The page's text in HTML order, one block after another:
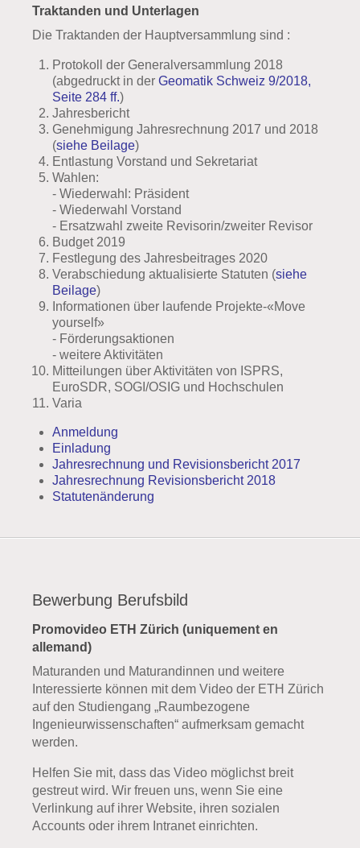
Traktanden und Unterlagen
Die Traktanden der Hauptversammlung sind :
Protokoll der Generalversammlung 2018
(abgedruckt in der Geomatik Schweiz 9/2018,
Seite 284 ff.)
Jahresbericht
Genehmigung Jahresrechnung 2017 und 2018
(siehe Beilage)
Entlastung Vorstand und Sekretariat
Wahlen:
- Wiederwahl: Präsident
- Wiederwahl Vorstand
- Ersatzwahl zweite Revisorin/zweiter Revisor
Budget 2019
Festlegung des Jahresbeitrages 2020
Verabschiedung aktualisierte Statuten (siehe
Beilage)
Informationen über laufende Projekte-«Move
yourself»
- Förderungsaktionen
- weitere Aktivitäten
Mitteilungen über Aktivitäten von ISPRS,
EuroSDR, SOGI/OSIG und Hochschulen
Varia
Anmeldung
Einladung
Jahresrechnung und Revisionsbericht 2017
Jahresrechnung Revisionsbericht 2018
Statutenänderung
Bewerbung Berufsbild
Promovideo ETH Zürich (uniquement en
allemand)
Maturanden und Maturandinnen und weitere
Interessierte können mit dem Video der ETH Zürich
auf den Studiengang „Raumbezogene
Ingenieurwissenschaften“ aufmerksam gemacht
werden.
Helfen Sie mit, dass das Video möglichst breit
gestreut wird. Wir freuen uns, wenn Sie eine
Verlinkung auf ihrer Website, ihren sozialen
Accounts oder ihrem Intranet einrichten.